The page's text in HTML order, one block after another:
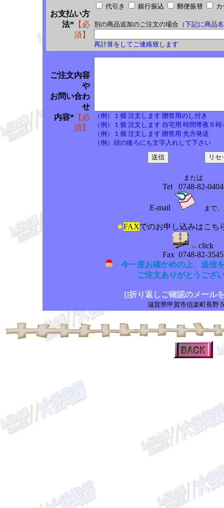
お支払い方
法* 【必
須】
代引き 銀行振込 郵便振替
別の商品追加のご注文の場合（下記に商品
再計算をしてご連絡致します
ご注文内容
や
お問い合わ
せ
内容*【必
須】
（例）１個 注文します 贈答用のし付き
（例）１個 注文します 自宅用 時間帯夜６時
（例）１個 注文します 贈答用 先方発送
（例）頭の後ろにも文字入れして下さい
または
Tel 0748-82-0404
E-mail まで
★FAXでのお申し込みはこち
←click
Fax 0748-82-3545
今一度お確かめの上、送信
ご注文ありがとうござ
[]折り返しご確認のメール
滋賀県甲賀市信楽町長野